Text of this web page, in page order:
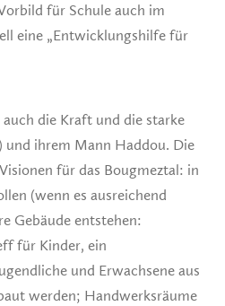
für Schule auch im
eine „Entwicklungshilfe für
die Kraft und die starke
und ihrem Mann Haddou. Die
für das Bougmeztal: in
(wenn es ausreichend
Gebäude entstehen:
für Kinder, ein
und Erwachsene aus
werden; Handwerksräume